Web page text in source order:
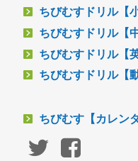
ちびむすドリル【
ちびむすドリル【
ちびむすドリル【
ちびむすドリル【
ちびむす【カレン